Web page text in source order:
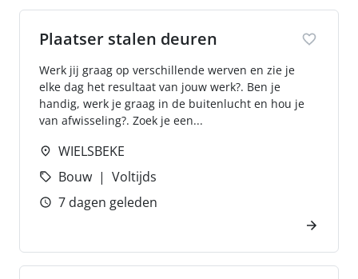
Plaatser stalen deuren
Werk jij graag op verschillende werven en zie je
elke dag het resultaat van jouw werk?. Ben je
handig, werk je graag in de buitenlucht en hou je
van afwisseling?. Zoek je een...
WIELSBEKE
Bouw
Voltijds
7 dagen geleden